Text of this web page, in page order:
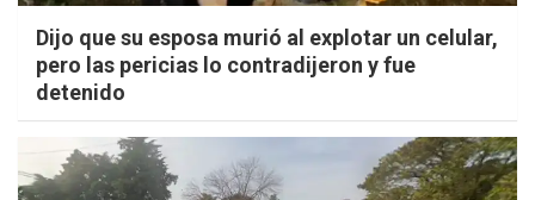
Dijo que su esposa murió al explotar un celular,
pero las pericias lo contradijeron y fue
detenido